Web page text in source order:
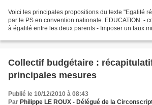
Voici les principales propositions du texte "Egalité
par le PS en convention nationale. EDUCATION: -
à égalité entre les deux parents - Imposer un taux
Collectif budgétaire :
principales mesures
Publié le 10/12/2010 à 08:43
Par Philippe LE ROUX - Délégué de la